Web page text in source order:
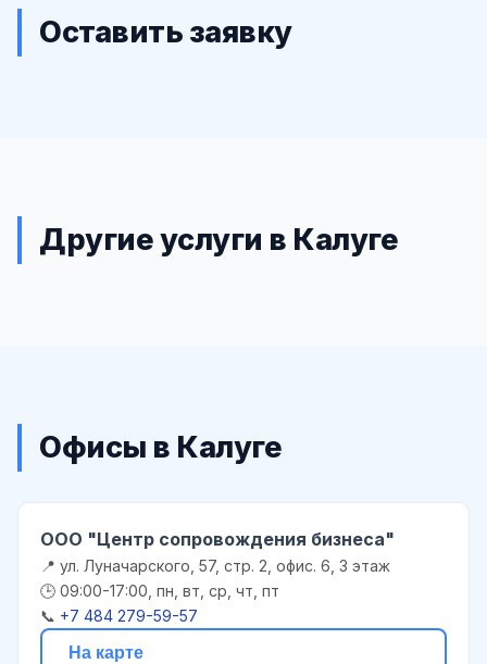
Оставить заявку
Другие услуги в Калуге
Офисы в Калуге
ООО "Центр сопровождения бизнеса"
📍 ул. Луначарского, 57, стр. 2, офис. 6, 3 этаж
🕒 09:00-17:00, пн, вт, ср, чт, пт
📞 +7 484 279-59-57
На карте